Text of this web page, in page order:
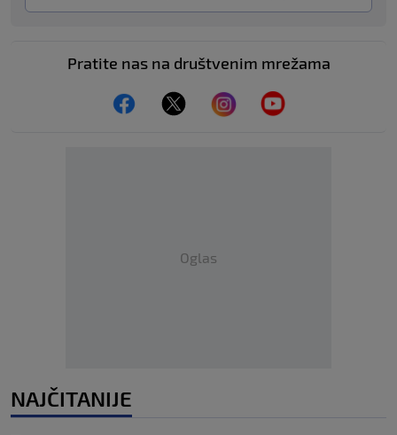
Pratite nas na društvenim mrežama
Oglas
NAJČITANIJE